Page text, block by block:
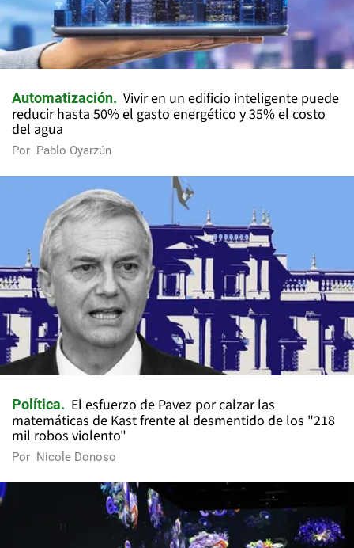
Automatización
Vivir en un edificio inteligente puede
reducir hasta 50% el gasto energético y 35% el costo
del agua
Por Pablo Oyarzún
Política
El esfuerzo de Pavez por calzar las
matemáticas de Kast frente al desmentido de los "218
mil robos violento"
Por Nicole Donoso